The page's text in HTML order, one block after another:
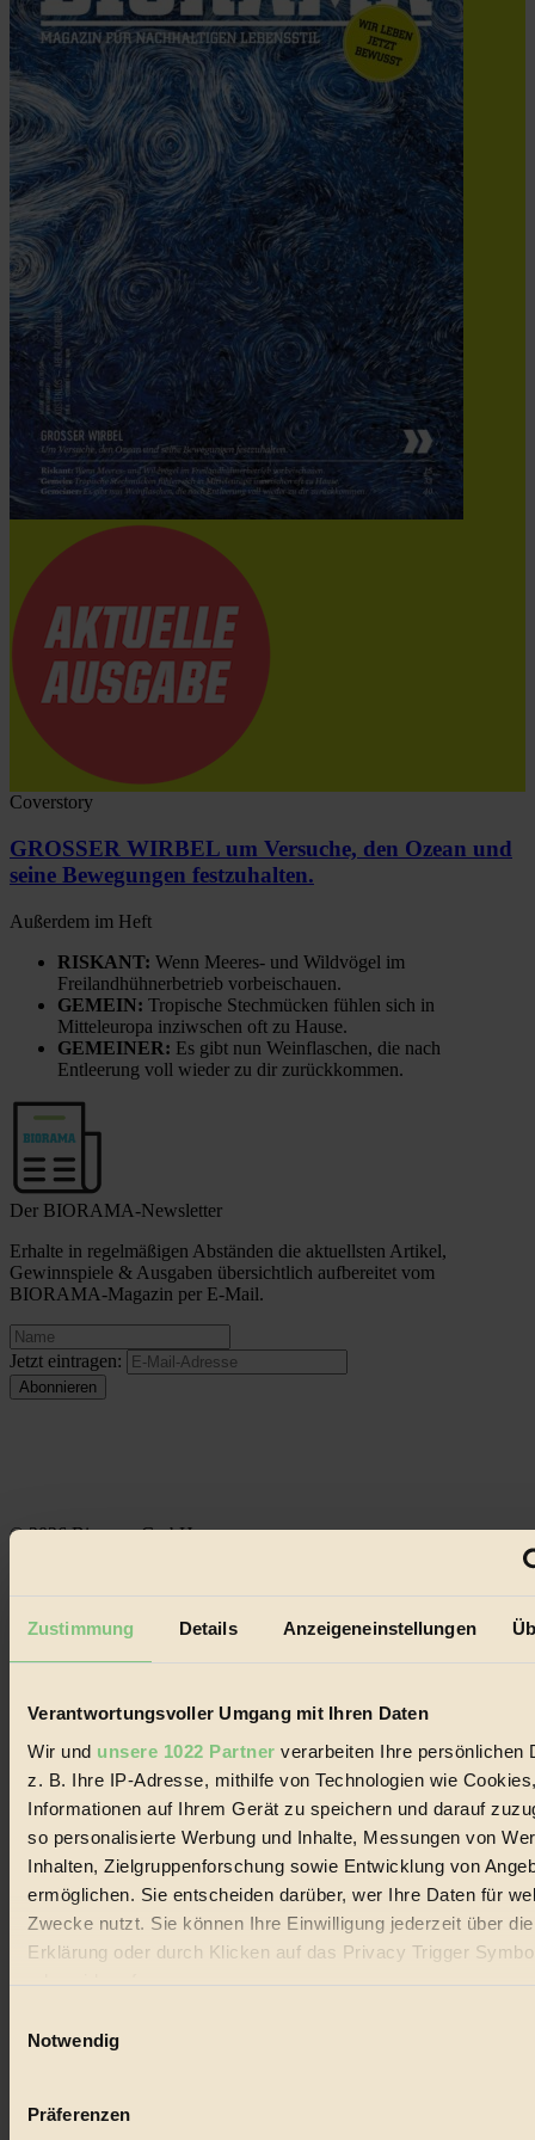
Zustimmung Details Anzeigeneinstellungen
Verantwortungsvoller Umgang mit Ihren Daten
Wir und unsere 1022 Partner verarbeiten Ihre persönlichen
z. B. Ihre IP-Adresse, mithilfe von Technologien wie
Informationen auf Ihrem Gerät zu speichern und darauf
so personalisierte Werbung und Inhalte, Messungen von
Inhalten, Zielgruppenforschung sowie Entwicklung von
ermöglichen. Sie entscheiden darüber, wer Ihre Daten für
Zwecke nutzt. Sie können Ihre Einwilligung jederzeit über
Erklärung oder durch Klicken auf das Privacy Trigger
oder widerrufen
Wenn Sie es erlauben, würden wir auch gerne:
Ihr Gerät durch aktives Scannen nach bestimmten
Notwendig
Präferenzen
Coverstory
GROSSER WIRBEL um Versuche, den Ozean und
seine Bewegungen festzuhalten.
Außerdem im Heft
RISKANT: Wenn Meeres- und Wildvögel im
Freilandhühnerbetrieb vorbeischauen.
GEMEIN: Tropische Stechmücken fühlen sich in
Mitteleuropa inziwschen oft zu Hause.
GEMEINER: Es gibt nun Weinflaschen, die nach
Entleerung voll wieder zu dir zurückkommen.
Der BIORAMA-Newsletter
Erhalte in regelmäßigen Abständen die aktuellsten Artikel,
Gewinnspiele & Ausgaben übersichtlich aufbereitet vom
BIORAMA-Magazin per E-Mail.
Jetzt eintragen:
© 2026 Biorama GmbH
Datenschutz
Mediadaten
Biorama steht für einen nachhaltigen Lebensstil und bewussten
Handels mit Bioprodukten, des Fair-Trade sowie der Branche
alternativer Energien.
Social Media
22.601 Fans auf Facebook
3.415 Follower auf Twitter
Folge uns auf Instagram
Themen
#
Nachhaltigkeit
Vegan